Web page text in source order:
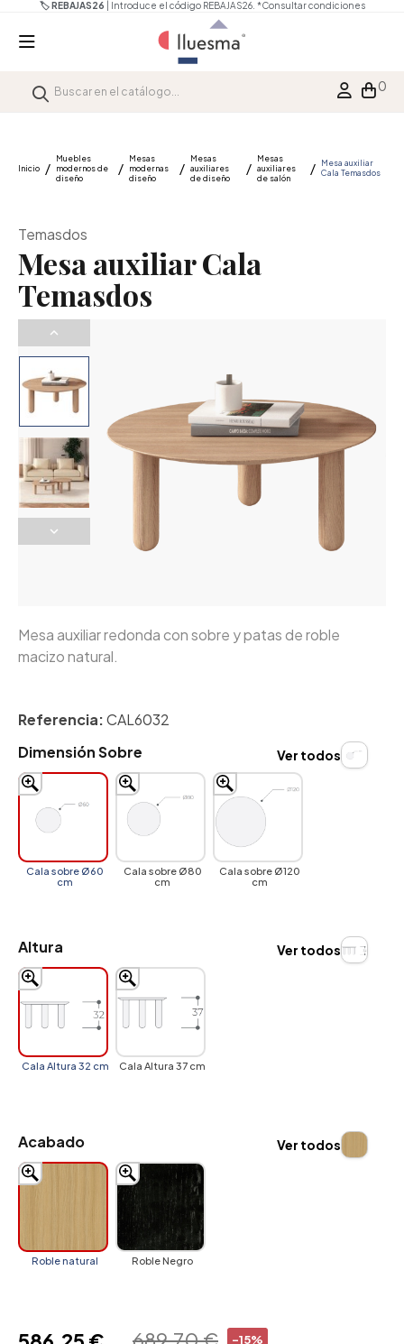
🏷️ REBAJAS26 | Introduce el código REBAJAS26. *Consultar condiciones
0
Inicio
Muebles
modernos de
diseño
Mesas
modernas
diseño
Mesas
auxiliares
de diseño
Mesas
auxiliares
de salón
Mesa auxiliar
Cala Temasdos
Temasdos
Mesa auxiliar Cala
Temasdos
Mesa auxiliar redonda con sobre y patas de roble
macizo natural.
Referencia:CAL6032
Dimensión Sobre
Cala sobre Ø60
cm
Cala sobre Ø80
cm
Cala sobre Ø120
cm
Ver todos
Altura
Cala Altura 32 cm Cala Altura 37 cm
Ver todos
Acabado
Roble natural Roble Negro
Ver todos
-15%